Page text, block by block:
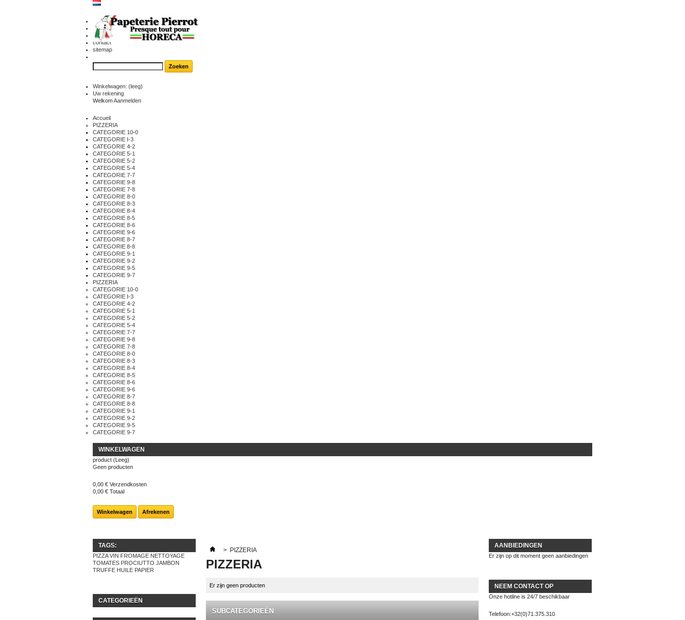
contact
sitemap
Winkelwagen: (leeg)
Uw rekening
WelkomAanmelden
Accueil
PIZZERIA
CATEGORIE 10-0
CATEGORIE I-3
CATEGORIE 4-2
CATEGORIE 5-1
CATEGORIE 5-2
CATEGORIE 5-4
CATEGORIE 7-7
CATEGORIE 9-8
CATEGORIE 7-8
CATEGORIE 8-0
CATEGORIE 8-3
CATEGORIE 8-4
CATEGORIE 8-5
CATEGORIE 8-6
CATEGORIE 9-6
CATEGORIE 8-7
CATEGORIE 8-8
CATEGORIE 9-1
CATEGORIE 9-2
CATEGORIE 9-5
CATEGORIE 9-7
PIZZERIA
CATEGORIE 10-0
CATEGORIE I-3
CATEGORIE 4-2
CATEGORIE 5-1
CATEGORIE 5-2
CATEGORIE 5-4
CATEGORIE 7-7
CATEGORIE 9-8
CATEGORIE 7-8
CATEGORIE 8-0
CATEGORIE 8-3
CATEGORIE 8-4
CATEGORIE 8-5
CATEGORIE 8-6
CATEGORIE 9-6
CATEGORIE 8-7
CATEGORIE 8-8
CATEGORIE 9-1
CATEGORIE 9-2
CATEGORIE 9-5
CATEGORIE 9-7
WINKELWAGEN
product (Leeg)
Geen producten
0,00 € Verzendkosten
0,00 € Totaal
Winkelwagen Afrekenen
TAGS:
PIZZA VIN FROMAGE NETTOYAGE
TOMATES PROCIUTTO JAMBON
TRUFFE HUILE PAPIER
CATEGORIEËN
> PIZZERIA
PIZZERIA
Er zijn geen producten
SUBCATEGORIEËN
AANBIEDINGEN
Er zijn op dit moment geen aanbiedingen
NEEM CONTACT OP
Onze hotline is 24/7 beschikbaar
Telefoon:+32(0)71.375.310